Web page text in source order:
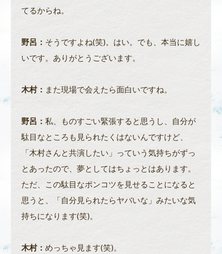
てるからね。
野呂： そうですよね(笑)。はい。でも、本当に嬉し
いです。ありがとうございます。
木村： また現場で会えたら面白いですね。
野呂： 私、ものすごい緊張すると思うし、自分が
駄目なところも見られたくはないんですけど、
「木村さんと共演したい」っていう気持ちがずっ
とあったので、夢としてはちょっとはあります。
ただ、この駄目なポンコツを見せることになると
思うと、「自分見られたらヤバいな」みたいな気
持ちになります(笑)。
木村： めっちゃ見ます(笑)。